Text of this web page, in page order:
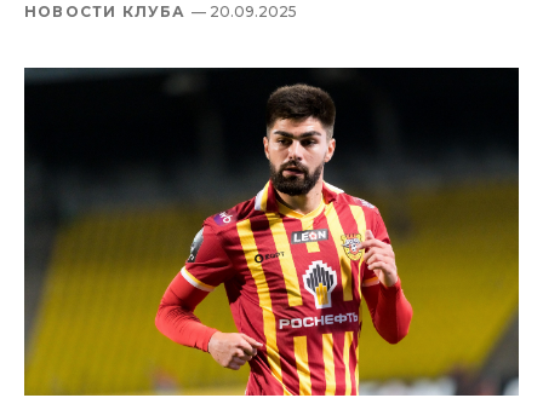
НОВОСТИ КЛУБА — 20.09.2025